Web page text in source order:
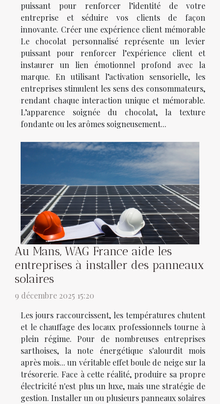
puissant pour renforcer l’identité de votre
entreprise et séduire vos clients de façon
innovante. Créer une expérience client mémorable
Le chocolat personnalisé représente un levier
puissant pour renforcer l’expérience client et
instaurer un lien émotionnel profond avec la
marque. En utilisant l’activation sensorielle, les
entreprises stimulent les sens des consommateurs,
rendant chaque interaction unique et mémorable.
L’apparence soignée du chocolat, la texture
fondante ou les arômes soigneusement...
Au Mans, WAG France aide les
entreprises à installer des panneaux
solaires
9 décembre 2025 15:20
Les jours raccourcissent, les températures chutent
et le chauffage des locaux professionnels tourne à
plein régime. Pour de nombreuses entreprises
sarthoises, la note énergétique s'alourdit mois
après mois... un véritable effet boule de neige sur la
trésorerie. Face à cette réalité, produire sa propre
électricité n'est plus un luxe, mais une stratégie de
gestion. Installer un ou plusieurs panneaux solaires